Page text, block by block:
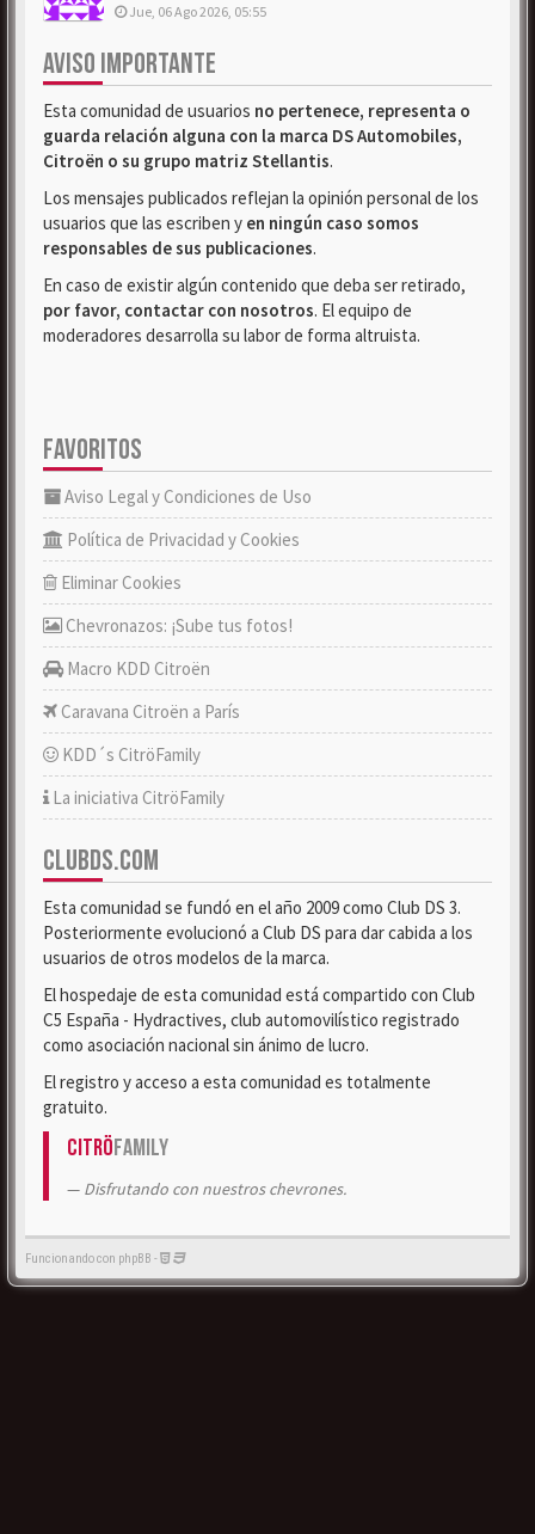
Jue, 06 Ago 2026, 05:55
AVISO IMPORTANTE
Esta comunidad de usuarios no pertenece, representa o
guarda relación alguna con la marca DS Automobiles,
Citroën o su grupo matriz Stellantis.
Los mensajes publicados reflejan la opinión personal de los
usuarios que las escriben y en ningún caso somos
responsables de sus publicaciones.
En caso de existir algún contenido que deba ser retirado,
por favor, contactar con nosotros. El equipo de
moderadores desarrolla su labor de forma altruista.
FAVORITOS
Aviso Legal y Condiciones de Uso
Política de Privacidad y Cookies
Eliminar Cookies
Chevronazos: ¡Sube tus fotos!
Macro KDD Citroën
Caravana Citroën a París
KDD´s CitröFamily
La iniciativa CitröFamily
CLUBDS.COM
Esta comunidad se fundó en el año 2009 como Club DS 3.
Posteriormente evolucionó a Club DS para dar cabida a los
usuarios de otros modelos de la marca.
El hospedaje de esta comunidad está compartido con Club
C5 España - Hydractives, club automovilístico registrado
como asociación nacional sin ánimo de lucro.
El registro y acceso a esta comunidad es totalmente
gratuito.
CitröFamily
Disfrutando con nuestros chevrones.
Funcionando con phpBB -